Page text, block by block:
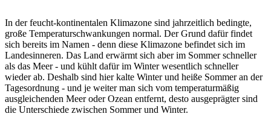
In der feucht-kontinentalen Klimazone sind jahrzeitlich bedingte,
große Temperaturschwankungen normal. Der Grund dafür findet
sich bereits im Namen - denn diese Klimazone befindet sich im
Landesinneren. Das Land erwärmt sich aber im Sommer schneller
als das Meer - und kühlt dafür im Winter wesentlich schneller
wieder ab. Deshalb sind hier kalte Winter und heiße Sommer an der
Tagesordnung - und je weiter man sich vom temperaturmäßig
ausgleichenden Meer oder Ozean entfernt, desto ausgeprägter sind
die Unterschiede zwischen Sommer und Winter.